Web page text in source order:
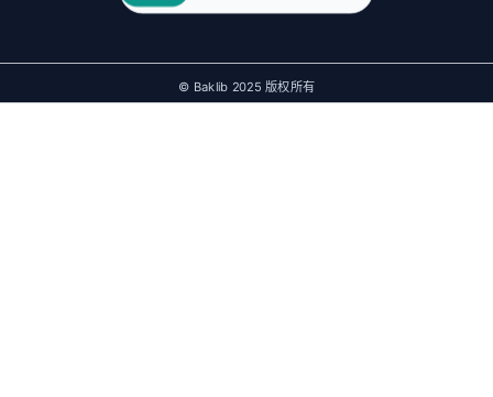
© Baklib 2025 版权所有